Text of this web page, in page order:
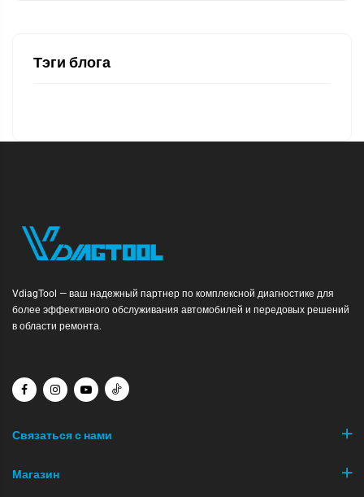
Тэги блога
VdiagTool — ваш надежный партнер по комплексной диагностике для
более эффективного обслуживания автомобилей и передовых решений
в области ремонта.
Связаться с нами
Магазин